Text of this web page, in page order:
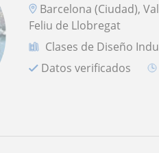
Barcelona (Ciudad),
Feliu de Llobregat
Clases de Diseño
Datos verificados